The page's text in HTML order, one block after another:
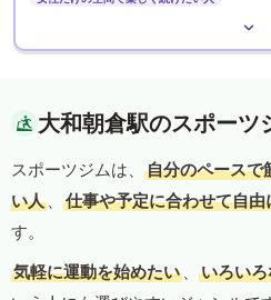
大和朝倉駅のスポーツ
スポーツジムは、
自分のペースで
い人 、 仕事や予定に合わせて自
す。
気軽に運動を始めたい 、 いろい